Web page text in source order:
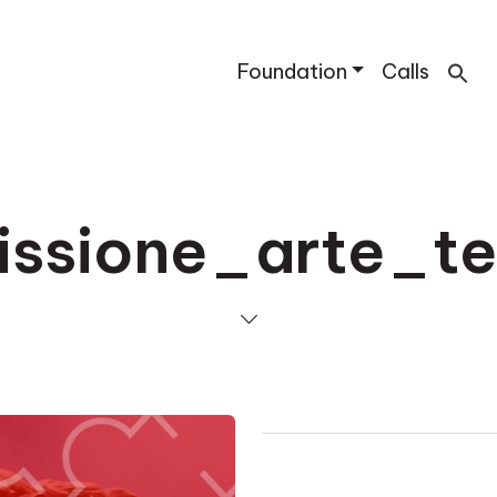
Foundation Calls